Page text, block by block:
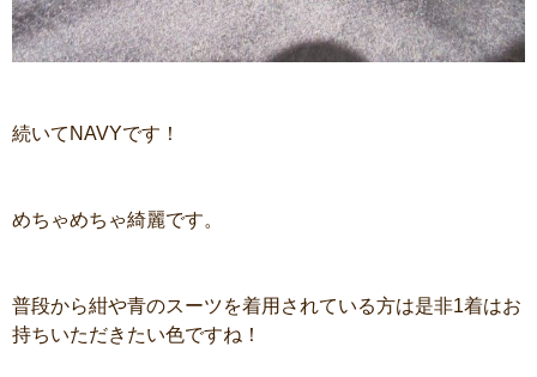
続いてNAVYです！
めちゃめちゃ綺麗です。
普段から紺や青のスーツを着用されている方は是非1着はお
持ちいただきたい色ですね！